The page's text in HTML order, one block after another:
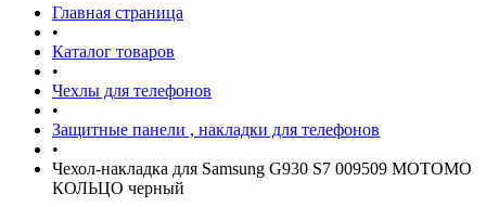
Главная страница
•
Каталог товаров
•
Чехлы для телефонов
•
Защитные панели , накладки для телефонов
•
Чехол-накладка для Samsung G930 S7 009509 MOTOMO
КОЛЬЦО черный